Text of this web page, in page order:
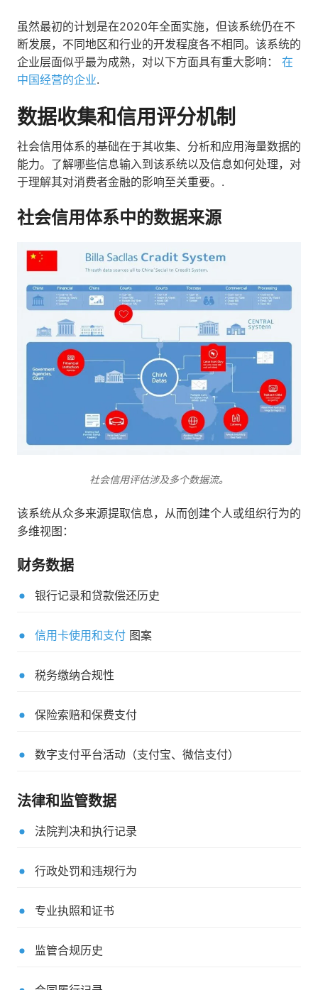
虽然最初的计划是在2020年全面实施，但该系统仍在不
断发展，不同地区和行业的开发程度各不相同。该系统的
企业层面似乎最为成熟，对以下方面具有重大影响： 在
中国经营的企业.
数据收集和信用评分机制
社会信用体系的基础在于其收集、分析和应用海量数据的
能力。了解哪些信息输入到该系统以及信息如何处理，对
于理解其对消费者金融的影响至关重要。.
社会信用体系中的数据来源
社会信用评估涉及多个数据流。
该系统从众多来源提取信息，从而创建个人或组织行为的
多维视图：
财务数据
银行记录和贷款偿还历史
信用卡使用和支付 图案
税务缴纳合规性
保险索赔和保费支付
数字支付平台活动（支付宝、微信支付）
法律和监管数据
法院判决和执行记录
行政处罚和违规行为
专业执照和证书
监管合规历史